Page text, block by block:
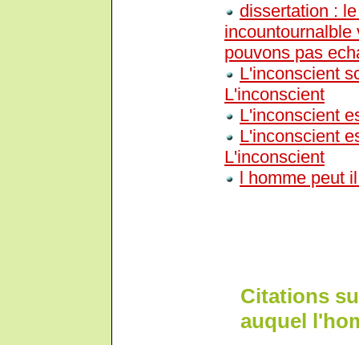
dissertation :
incountournalble
pouvons pas
L'inconscient
L'inconscient
L'inconscient
L'inconscient
L'inconscient
l homme peut
Citations
auquel